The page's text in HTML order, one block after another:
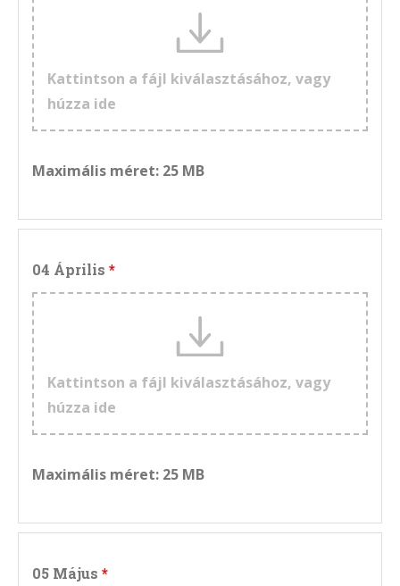
Kattintson a fájl kiválasztásához, vagy
húzza ide
Maximális méret: 25 MB
04 Április
Kattintson a fájl kiválasztásához, vagy
húzza ide
Maximális méret: 25 MB
05 Május